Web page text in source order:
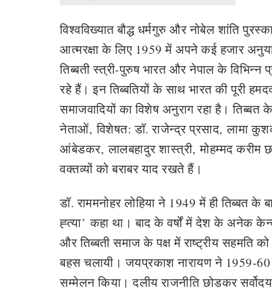
विश्वविख्यात बौद्ध धर्मगुरु और नोबेल शांति
आत्मरक्षा के लिए 1959 में अपने कई हजार
तिब्बती स्त्री-पुरुष भारत और नेपाल के विभिन्न
रहे हैं। इन तिब्बतियों के साथ भारत की पूरी
समाजवादियों का विशेष अनुराग रहा है।
नेताओं,विशेषत: डॉ. राजेन्द्र प्रसाद,लामा
आंबेडकर,लालबहादुर शास्त्री,मोहम्मद करीम
वक्तव्यों को बराबर याद रखते हैं।
डॉ. राममनोहर लोहिया ने 1949 में ही तिब्बत
ह्त्या’कहा था। बाद के वर्षों में देश के अनेक
और तिब्बती समाज के पक्ष में राष्ट्रीय सहमति
बहस चलायी। जयप्रकाश नारायण ने 1959-60
सम्मेलन किया। दलीय राजनीति छोड़कर